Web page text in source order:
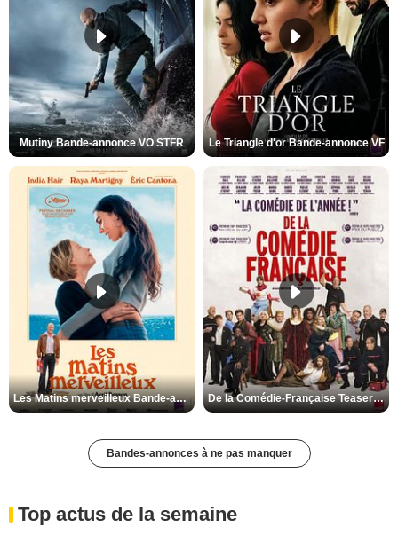
Mutiny Bande-annonce VO STFR Le Triangle d'or Bande-annonce VF
Les Matins merveilleux Bande-annonce VF De la Comédie-Française Teaser VF
Bandes-annonces à ne pas manquer
Top actus de la semaine